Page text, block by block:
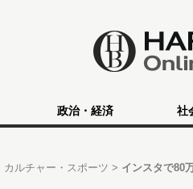
政治・経済 社
カルチャー・スポーツ
インスタで80